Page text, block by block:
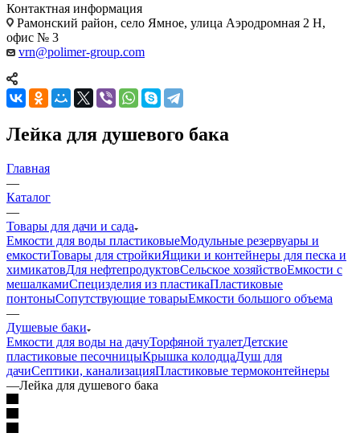
Контактная информация
Рамонский район, село Ямное, улица Аэродромная 2 Н,
офис № 3
vrn@polimer-group.com
Лейка для душевого бака
Главная
—
Каталог
—
Товары для дачи и сада
Емкости для воды пластиковыеМодульные резервуары и
емкостиТовары для стройкиЯщики и контейнеры для песка и
химикатовДля нефтепродуктовСельское хозяйствоЕмкости с
мешалкамиСпецизделия из пластикаПластиковые
понтоныСопутствующие товарыЕмкости большого объема
—
Душевые баки
Емкости для воды на дачуТорфяной туалетДетские
пластиковые песочницыКрышка колодцаДуш для
дачиСептики, канализацияПластиковые термоконтейнеры
—Лейка для душевого бака